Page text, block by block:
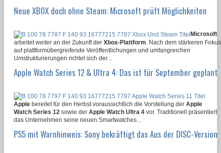
Neue XBOX doch ohne Steam: Microsoft prüft Möglichkeiten
Microsoft
arbeitet weiter an der Zukunft der Xbox-Plattform. Nach dem stärkeren Fokus
auf plattformübergreifende Veröffentlichungen und umfangreichen
Umstrukturierungen richtet sich der...
Apple Watch Series 12 & Ultra 4: Das ist für September geplant
Apple bereitet für den Herbst voraussichtlich die Vorstellung der Apple
Watch Series 12 sowie der Apple Watch Ultra 4 vor. Traditionell präsentiert
das Unternehmen seine neuen Smartwatches...
PS5 mit Warnhinweis: Sony bekräftigt das Aus der DISC-Version